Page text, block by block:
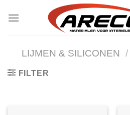
naar
LIJMEN & SILICONEN /
FILTER